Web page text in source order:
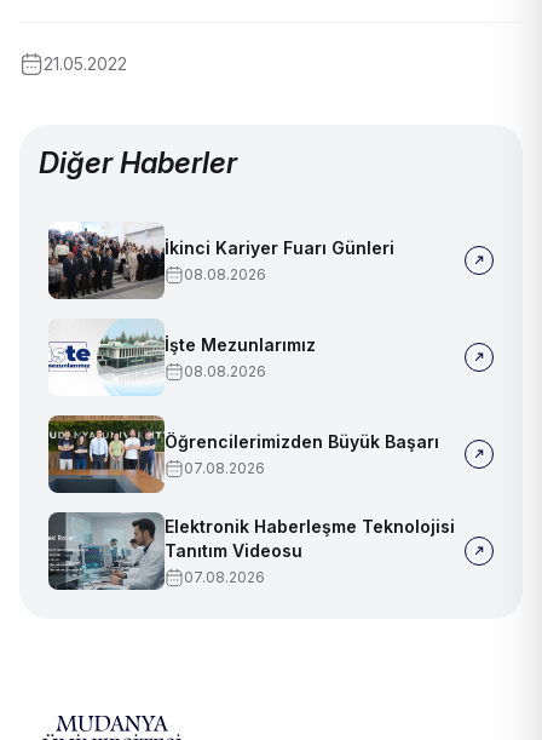
21.05.2022
Diğer Haberler
İkinci Kariyer Fuarı Günleri
08.08.2026
İşte Mezunlarımız
08.08.2026
Öğrencilerimizden Büyük Başarı
07.08.2026
Elektronik Haberleşme Teknolojisi
Tanıtım Videosu
07.08.2026